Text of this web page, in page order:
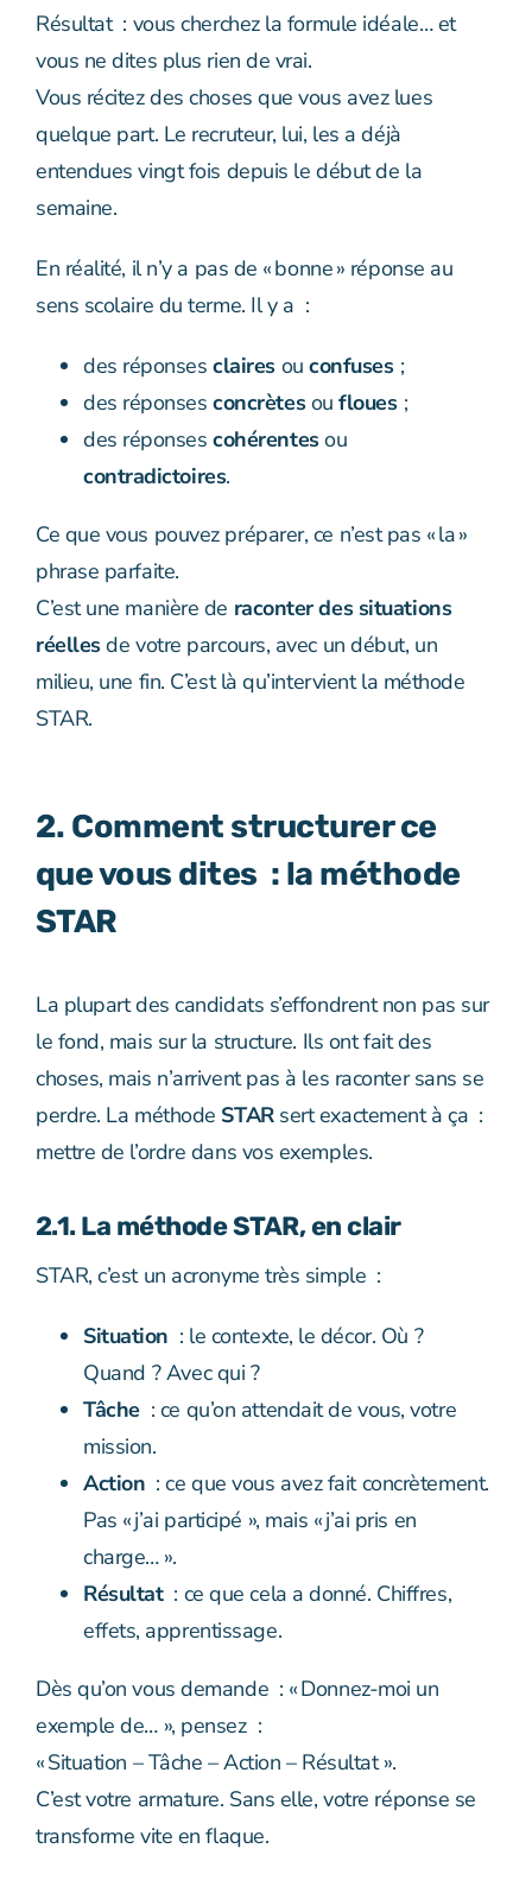
Résultat : vous cherchez la formule idéale… et
vous ne dites plus rien de vrai.
Vous récitez des choses que vous avez lues
quelque part. Le recruteur, lui, les a déjà
entendues vingt fois depuis le début de la
semaine.
En réalité, il n’y a pas de « bonne » réponse au
sens scolaire du terme. Il y a :
des réponsesclairesouconfuses;
des réponsesconcrètesoufloues;
des réponsescohérentesou
contradictoires.
Ce que vous pouvez préparer, ce n’est pas « la »
phrase parfaite.
C’est une manière de raconter des situations
réellesde votre parcours, avec un début, un
milieu, une fin. C’est là qu’intervient la méthode
STAR.
2. Comment structurer ce
que vous dites : la méthode
STAR
La plupart des candidats s’effondrent non pas sur
le fond, mais sur la structure. Ils ont fait des
choses, mais n’arrivent pas à les raconter sans se
perdre. La méthode STARsert exactement à ça :
mettre de l’ordre dans vos exemples.
2.1. La méthode STAR, en clair
STAR, c’est un acronyme très simple :
Situation : le contexte, le décor. Où ?
Quand ? Avec qui ?
Tâche: ce qu’on attendait de vous, votre
mission.
Action : ce que vous avez fait concrètement.
Pas « j’ai participé », mais « j’ai pris en
charge… ».
Résultat: ce que cela a donné. Chiffres,
effets, apprentissage.
Dès qu’on vous demande : « Donnez-moi un
exemple de… », pensez :
« Situation – Tâche – Action – Résultat ».
C’est votre armature. Sans elle, votre réponse se
transforme vite en flaque.